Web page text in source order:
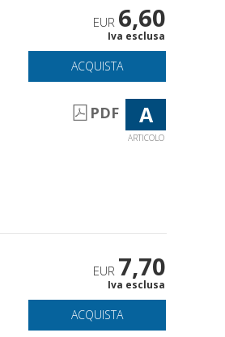
EUR 6,60
Iva esclusa
ACQUISTA
PDF A
ARTICOLO
EUR 7,70
Iva esclusa
ACQUISTA